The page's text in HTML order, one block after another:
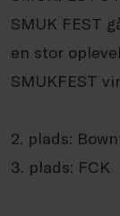
SMUK FEST
en stor
SMUKFEST
2. plads:
3. plads: FCK